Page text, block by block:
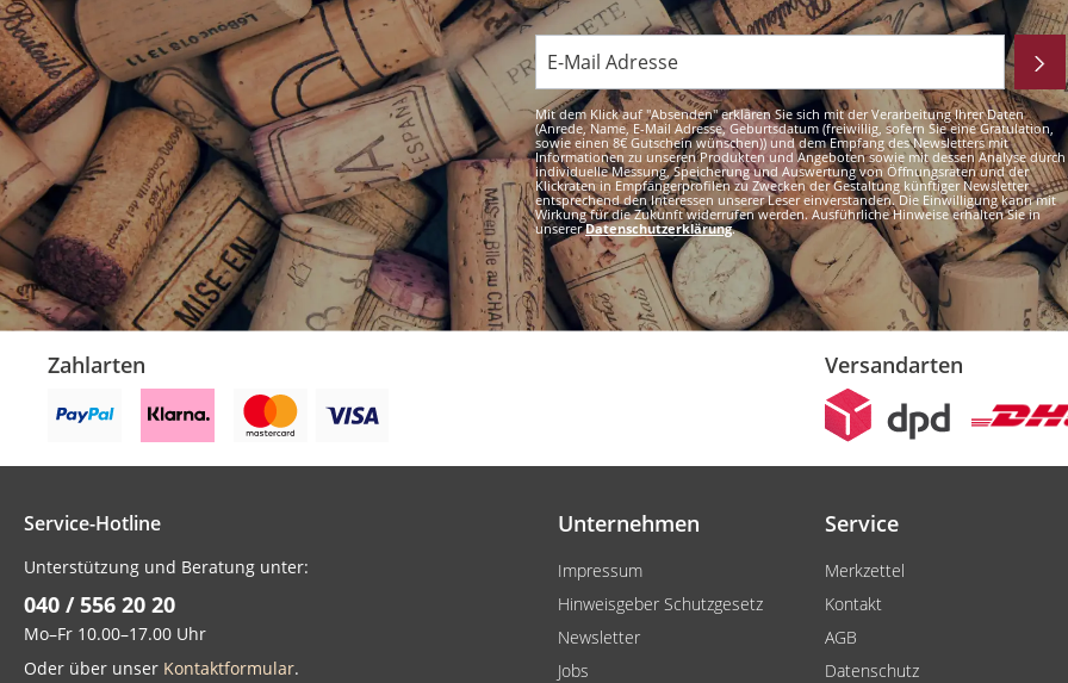
Mit dem Klick auf "Absenden" erklären Sie sich mit der Verarbeitung Ihrer Daten
(Anrede, Name, E-Mail Adresse, Geburtsdatum (freiwillig, sofern Sie eine Gratulation,
sowie einen 8€ Gutschein wünschen)) und dem Empfang des Newsletters mit
Informationen zu unseren Produkten und Angeboten sowie mit dessen Analyse durch
individuelle Messung, Speicherung und Auswertung von Öffnungsraten und der
Klickraten in Empfängerprofilen zu Zwecken der Gestaltung künftiger Newsletter
entsprechend den Interessen unserer Leser einverstanden. Die Einwilligung kann mit
Wirkung für die Zukunft widerrufen werden. Ausführliche Hinweise erhalten Sie in
unsererDatenschutzerklärung.
Zahlarten Versandarten
Service-Hotline
Unterstützung und Beratung unter:
040 / 556 20 20
Mo–Fr 10.00–17.00 Uhr
Oder über unser Kontaktformular.
Unternehmen
Impressum
Hinweisgeber Schutzgesetz
Newsletter
Jobs
Service
Merkzettel
Kontakt
AGB
Datenschutz